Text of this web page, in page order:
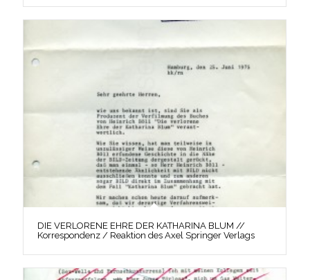
DIE VERLORENE EHRE DER KATHARINA BLUM //
Korrespondenz / Reaktion des Axel Springer Verlags